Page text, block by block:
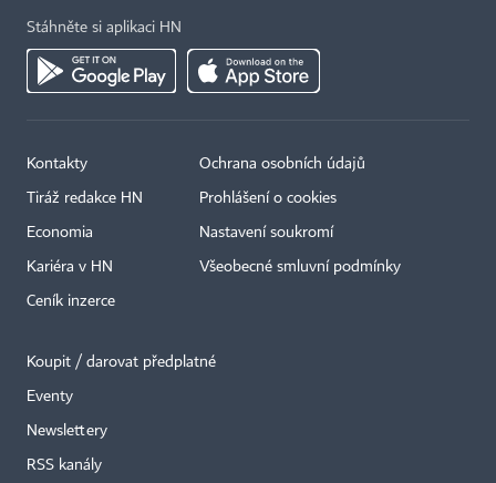
Stáhněte si aplikaci HN
Kontakty
Tiráž redakce HN
Economia
Kariéra v HN
Ceník inzerce
Ochrana osobních údajů
Prohlášení o cookies
Nastavení soukromí
Všeobecné smluvní podmínky
Koupit / darovat předplatné
Eventy
Newslettery
RSS kanály